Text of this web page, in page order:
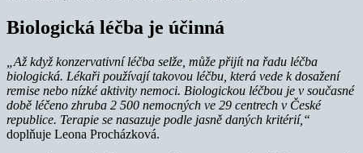
Biologická léčba je účinná
„Až když konzervativní léčba selže, může přijít na řadu léčba
biologická. Lékaři používají takovou léčbu, která vede k dosažení
remise nebo nízké aktivity nemoci. Biologickou léčbou je v současné
době léčeno zhruba 2 500 nemocných ve 29 centrech v České
republice. Terapie se nasazuje podle jasně daných kritérií,“
doplňuje Leona Procházková.